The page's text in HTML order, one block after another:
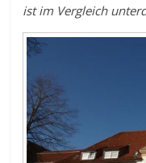
ist im Vergleich